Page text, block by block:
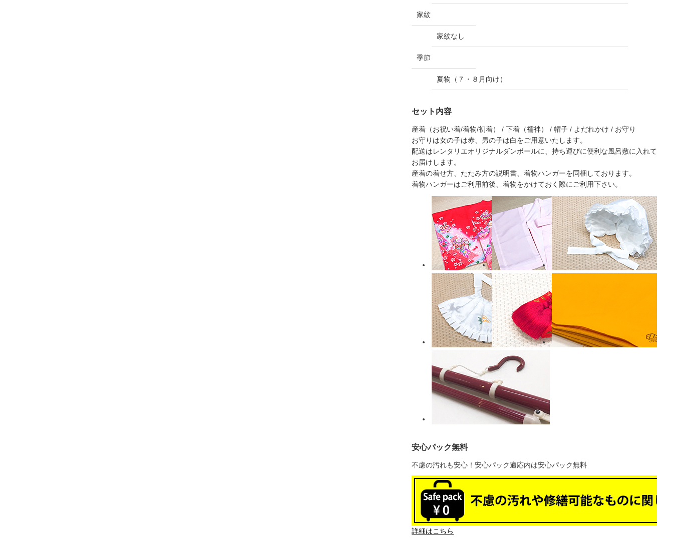
家紋
家紋なし
季節
夏物（７・８月向け）
セット内容
産着（お祝い着/着物/初着） / 下着（襦袢） / 帽子 / よだれかけ / お守り
お守りは女の子は赤、男の子は白をご用意いたします。
配送はレンタリエオリジナルダンボールに、持ち運びに便利な風呂敷に入れて
お届けします。
産着の着せ方、たたみ方の説明書、着物ハンガーを同梱しております。
着物ハンガーはご利用前後、着物をかけておく際にご利用下さい。
安心パック無料
不慮の汚れも安心！安心パック適応内は安心パック無料
詳細はこちら